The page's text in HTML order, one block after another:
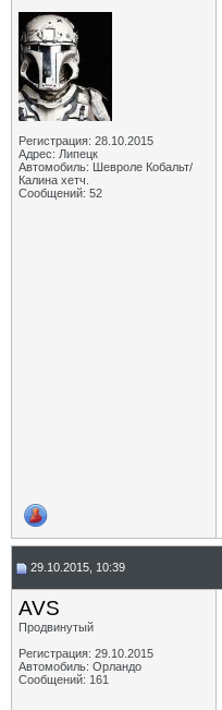
Регистрация: 28.10.2015
Адрес: Липецк
Автомобиль: Шевроле Кобальт/
Калина хетч.
Сообщений: 52
29.10.2015, 10:39
AVS
Продвинутый
Регистрация: 29.10.2015
Автомобиль: Орландо
Сообщений: 161